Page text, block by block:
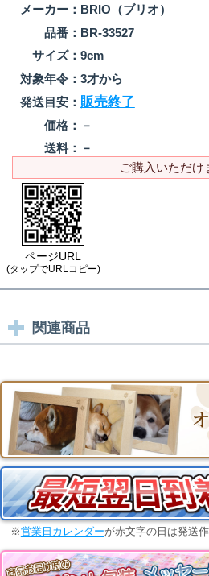
メーカー： BRIO（ブリオ）
品番： BR-33527
サイズ： 9cm
対象年令： 3才から
発送目安： 販売終了
価格： －
送料： －
ご購入いただけ
ページURL
(タップでURLコピー)
関連商品
※営業日カレンダーが赤文字の日は発送